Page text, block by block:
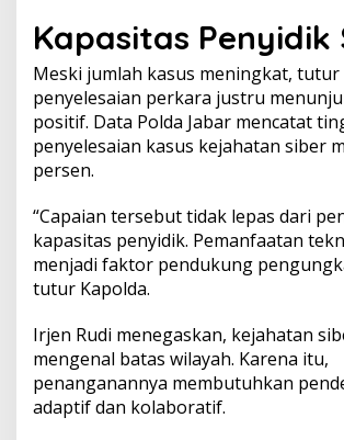
Kapasitas Penyidik
Meski jumlah kasus meningkat, tutur
penyelesaian perkara justru
positif. Data Polda Jabar mencatat
penyelesaian kasus kejahatan siber
persen.
“Capaian tersebut tidak lepas dari
kapasitas penyidik. Pemanfaatan
menjadi faktor pendukung
tutur Kapolda.
Irjen Rudi menegaskan, kejahatan
mengenal batas wilayah. Karena itu,
penanganannya membutuhkan
adaptif dan kolaboratif.